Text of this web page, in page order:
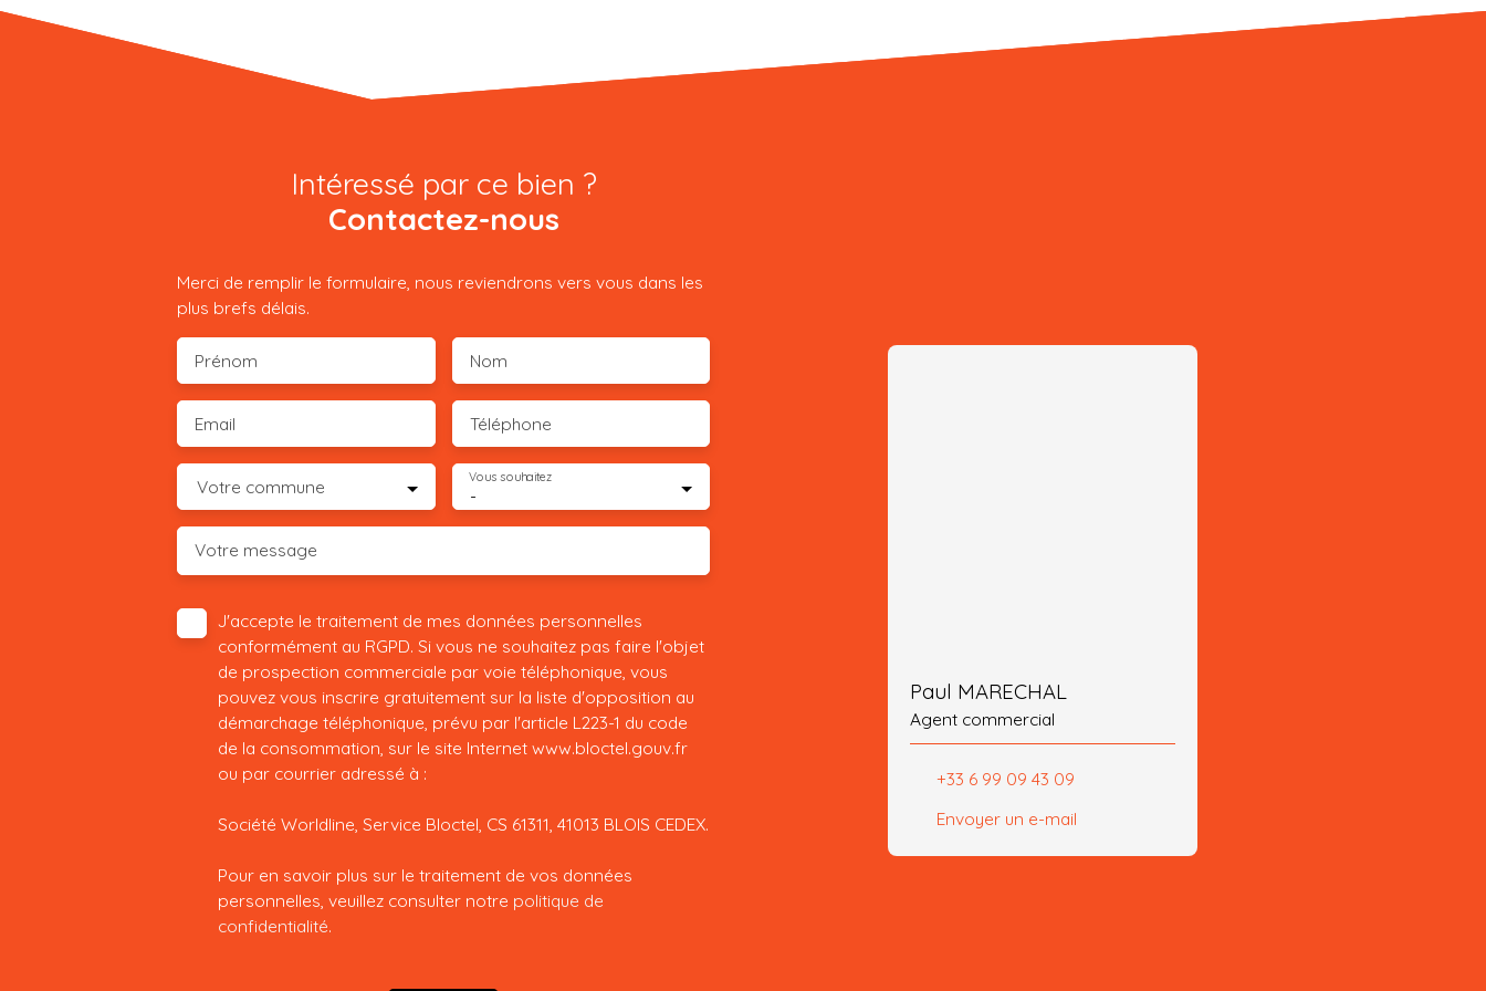
Intéressé par ce bien ?
Contactez-nous
Merci de remplir le formulaire, nous reviendrons vers vous dans les
plus brefs délais.
Prénom Nom
Email Téléphone
Votre commune -
Vous souhaitez
Votre message
J'accepte le traitement de mes données personnelles
conformément au RGPD. Si vous ne souhaitez pas faire l'objet
de prospection commerciale par voie téléphonique, vous
pouvez vous inscrire gratuitement sur la liste d'opposition au
démarchage téléphonique, prévu par l'article L223-1 du code
de la consommation, sur le site Internet www.bloctel.gouv.fr
ou par courrier adressé à :
Société Worldline, Service Bloctel, CS 61311, 41013 BLOIS CEDEX.
Pour en savoir plus sur le traitement de vos données
personnelles, veuillez consulter notre politique de
confidentialité.
Paul MARECHAL
Agent commercial
+33 6 99 09 43 09
Envoyer un e-mail